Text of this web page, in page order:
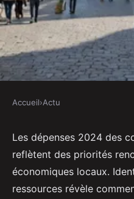
Découvrez les
des dépenses
territoriales en
Accueil›Actu
Les dépenses 2024 des
reflètent des priorités
économiques locaux.
ressources révèle